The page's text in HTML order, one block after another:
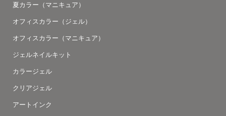
夏カラー（マニキュア）
オフィスカラー（ジェル）
オフィスカラー（マニキュア）
ジェルネイルキット
カラージェル
クリアジェル
アートインク